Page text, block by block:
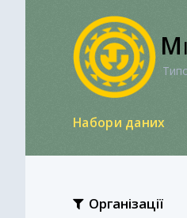
Набори даних
Організації